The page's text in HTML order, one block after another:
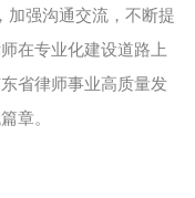
加强沟通交流，不断提
在专业化建设道路上
省律师事业高质量发
章。